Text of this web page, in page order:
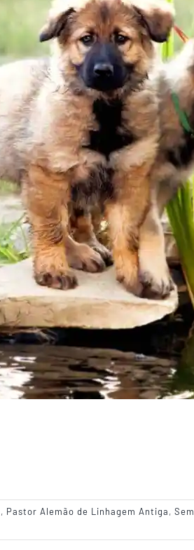
, Pastor Alemão de Linhagem Antiga, Sem